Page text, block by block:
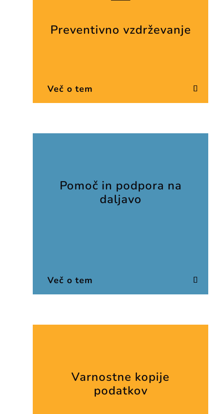
Preventivno vzdrževanje
Več o tem
Pomoč in podpora na
daljavo
Več o tem
Varnostne kopije
podatkov